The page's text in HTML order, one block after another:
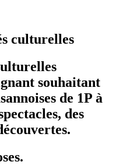
culturelles
souhaitant
de 1P à
des